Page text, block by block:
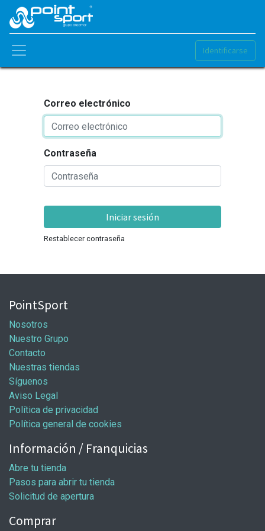
Identificarse
Correo electrónico
Contraseña
Iniciar sesión
Restablecer contraseña
PointSport
Nosotros
Nuestro Grupo
Contacto
Nuestras tiendas
Síguenos
Aviso Legal
Política de privacidad
Política general de cookies
Información / Franquicias
Abre tu tienda
Pasos para abrir tu tienda
Solicitud de apertura
Comprar